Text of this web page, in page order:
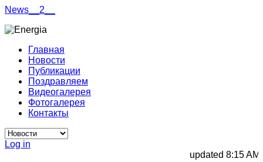
News__2__
Главная
Новости
Публикации
Поздравляем
Видеогалерея
Фотогалерея
Контакты
Log in
updated 8:15